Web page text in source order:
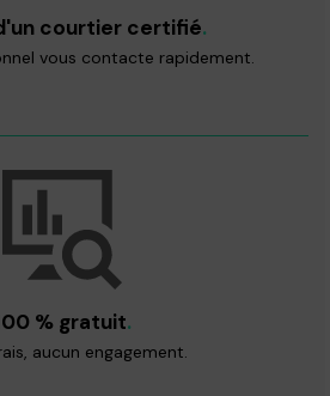
courtier certifié.
vous contacte rapidement.
% gratuit.
aucun engagement.